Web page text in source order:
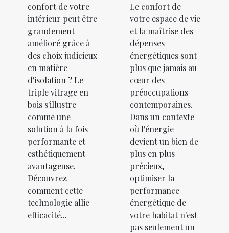
confort de votre
intérieur peut être
grandement
amélioré grâce à
des choix judicieux
en matière
d'isolation ? Le
triple vitrage en
bois s'illustre
comme une
solution à la fois
performante et
esthétiquement
avantageuse.
Découvrez
comment cette
technologie allie
efficacité...
Le confort de
votre espace de vie
et la maîtrise des
dépenses
énergétiques sont
plus que jamais au
cœur des
préoccupations
contemporaines.
Dans un contexte
où l'énergie
devient un bien de
plus en plus
précieux,
optimiser la
performance
énergétique de
votre habitat n'est
pas seulement un